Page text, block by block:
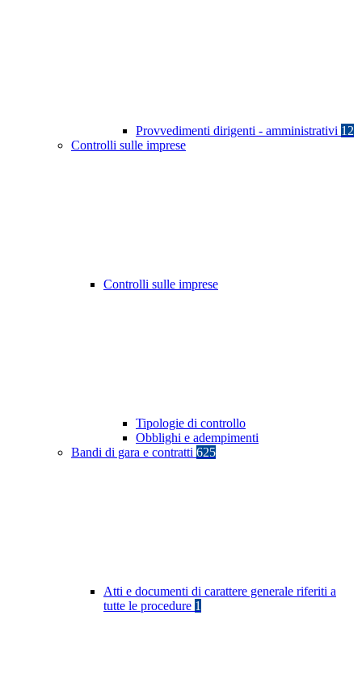
Provvedimenti dirigenti - amministrativi 12
Controlli sulle imprese
Controlli sulle imprese
Tipologie di controllo
Obblighi e adempimenti
Bandi di gara e contratti 625
Atti e documenti di carattere generale riferiti a
tutte le procedure 1